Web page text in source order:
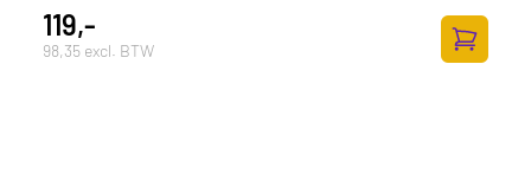
119,-
98,35 excl. BTW